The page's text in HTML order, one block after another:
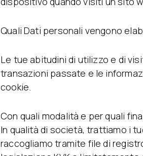
Quali Dati personali vengono
Le tue abitudini di utilizzo e di
transazioni passate e le
cookie.
Con quali modalità e per quali
In qualità di società, trattiamo i
raccogliamo tramite file di